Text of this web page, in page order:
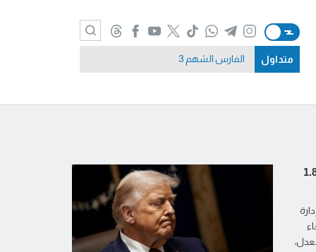
متداول الفارس الشهم 3
تعتزم إلغاء صندوق بـ1.8